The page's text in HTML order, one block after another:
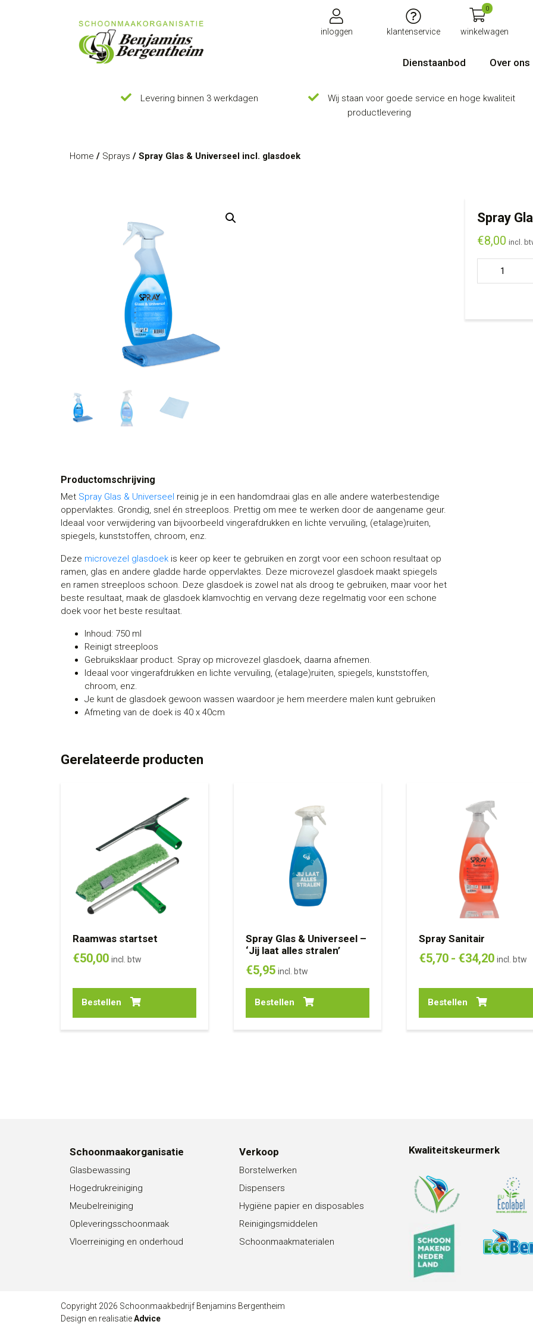
inloggen klantenservice
0
winkelwagen
Dienstaanbod Over ons
Levering binnen 3 werkdagen Wij staan voor goede service en hoge kwaliteit
productlevering
Home / Sprays / Spray Glas & Universeel incl. glasdoek
Productomschrijving
Met Spray Glas & Universeel reinig je in een handomdraai glas en alle andere waterbestendige
oppervlaktes. Grondig, snel én streeploos. Prettig om mee te werken door de aangename geur.
Ideaal voor verwijdering van bijvoorbeeld vingerafdrukken en lichte vervuiling, (etalage)ruiten,
spiegels, kunststoffen, chroom, enz.
Deze microvezel glasdoek is keer op keer te gebruiken en zorgt voor een schoon resultaat op
ramen, glas en andere gladde harde oppervlaktes. Deze microvezel glasdoek maakt spiegels
en ramen streeploos schoon. Deze glasdoek is zowel nat als droog te gebruiken, maar voor het
beste resultaat, maak de glasdoek klamvochtig en vervang deze regelmatig voor een schone
doek voor het beste resultaat.
Inhoud: 750 ml
Reinigt streeploos
Gebruiksklaar product. Spray op microvezel glasdoek, daarna afnemen.
Ideaal voor vingerafdrukken en lichte vervuiling, (etalage)ruiten, spiegels, kunststoffen,
chroom, enz.
Je kunt de glasdoek gewoon wassen waardoor je hem meerdere malen kunt gebruiken
Afmeting van de doek is 40 x 40cm
Spray
€8,00 incl.
glasdoek
Gerelateerde producten
Raamwas startset
€50,00 incl. btw
Bestellen
Spray Glas & Universeel –
‘Jij laat alles stralen’
€5,95 incl. btw
Bestellen
Spray Sanitair
€5,70 - €34,20 incl. btw
Bestellen
Schoonmaakorganisatie
Glasbewassing
Hogedrukreiniging
Meubelreiniging
Opleveringsschoonmaak
Vloerreiniging en onderhoud
Verkoop
Borstelwerken
Dispensers
Hygiëne papier en disposables
Reinigingsmiddelen
Schoonmaakmaterialen
Kwaliteitskeurmerk
Copyright 2026 Schoonmaakbedrijf Benjamins Bergentheim
Design en realisatieAdvice